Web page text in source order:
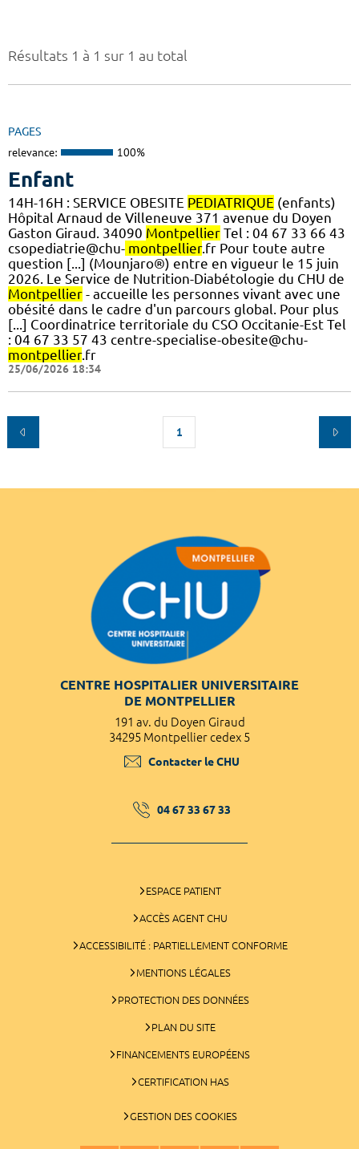
Résultats 1 à 1 sur 1 au total
PAGES
relevance: 100%
Enfant
14H-16H : SERVICE OBESITE PEDIATRIQUE (enfants)
Hôpital Arnaud de Villeneuve 371 avenue du Doyen
Gaston Giraud. 34090 Montpellier Tel : 04 67 33 66 43
csopediatrie@chu- montpellier.fr Pour toute autre
question [...] (Mounjaro®) entre en vigueur le 15 juin
2026. Le Service de Nutrition-Diabétologie du CHU de
Montpellier - accueille les personnes vivant avec une
obésité dans le cadre d'un parcours global. Pour plus
[...] Coordinatrice territoriale du CSO Occitanie-Est Tel
: 04 67 33 57 43 centre-specialise-obesite@chu-
montpellier.fr
25/06/2026 18:34
1
CENTRE HOSPITALIER UNIVERSITAIRE
DE MONTPELLIER
191 av. du Doyen Giraud
34295 Montpellier cedex 5
Contacter le CHU
04 67 33 67 33
ESPACE PATIENT
ACCÈS AGENT CHU
ACCESSIBILITÉ : PARTIELLEMENT CONFORME
MENTIONS LÉGALES
PROTECTION DES DONNÉES
PLAN DU SITE
FINANCEMENTS EUROPÉENS
CERTIFICATION HAS
GESTION DES COOKIES